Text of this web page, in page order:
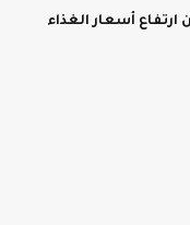
أسعار الغذاء